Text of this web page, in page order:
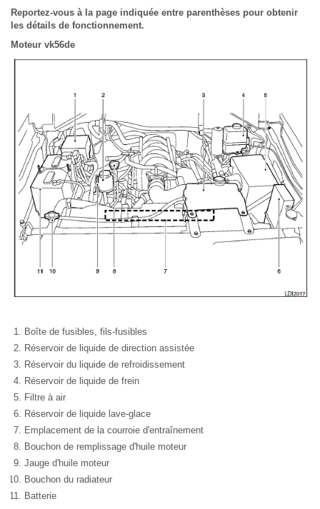
Reportez-vous à la page indiquée entre parenthèses pour obtenir
les détails de fonctionnement.
Moteur vk56de
Boîte de fusibles, fils-fusibles
Réservoir de liquide de direction assistée
Réservoir du liquide de refroidissement
Réservoir de liquide de frein
Filtre à air
Réservoir de liquide lave-glace
Emplacement de la courroie d'entraînement
Bouchon de remplissage d'huile moteur
Jauge d'huile moteur
Bouchon du radiateur
Batterie